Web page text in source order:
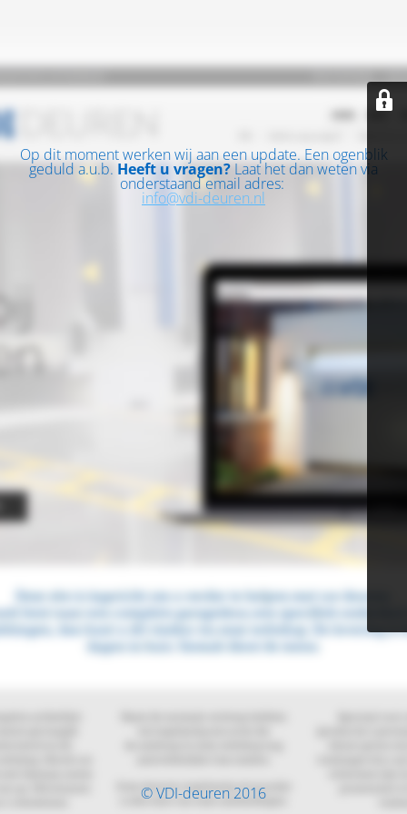
Op dit moment werken wij aan een update. Een ogenblik
geduld a.u.b. Heeft u vragen? Laat het dan weten via
onderstaand email adres:
info@vdi-deuren.nl
© VDI-deuren 2016